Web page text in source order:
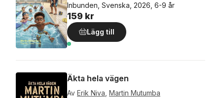
Inbunden, Svenska, 2026, 6-9 år
159 kr
Lägg till
Äkta hela vägen
Av Erik Niva Martin Mutumba